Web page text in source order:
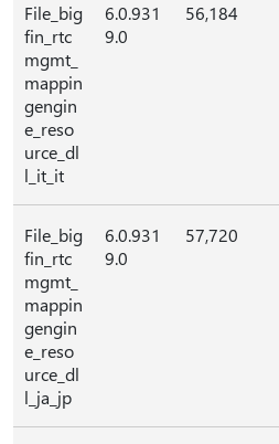
File_big
fin_rtc
mgmt_
mappin
gengin
e_reso
urce_dl
l_it_it
6.0.931
9.0
56,184
File_big
fin_rtc
mgmt_
mappin
gengin
e_reso
urce_dl
l_ja_jp
6.0.931
9.0
57,720